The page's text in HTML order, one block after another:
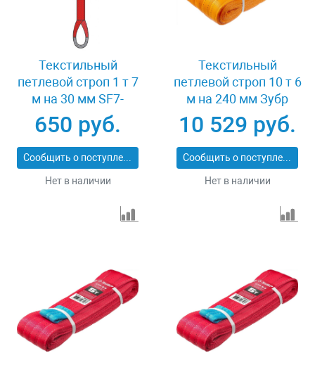
Текстильный
петлевой строп 1 т 7
м на 30 мм SF7-
СТП-1-7
650 руб.
Сообщить о поступлении
Нет в наличии
Текстильный
петлевой строп 10 т 6
м на 240 мм Зубр
43559-10-6
10 529 руб.
Сообщить о поступлении
Нет в наличии